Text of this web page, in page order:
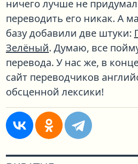
ничего лучше не
переводить его никак. А
базу добавили две штуки:
Зелёный. Думаю, все
перевода. У нас же, в
сайт переводчиков
обсценной лексики!